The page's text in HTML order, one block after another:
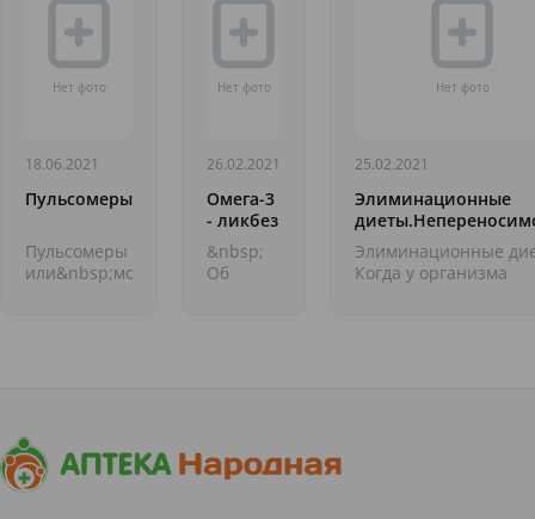
18.06.2021
Пульсомеры
Пульсомеры
или&nbsp;мониторы
26.02.2021
Омега-3
- ликбез
&nbsp;
Об
как о
жизненно
25.02.2021
Элиминационные
Сои
Элиминационные
Когда у организма